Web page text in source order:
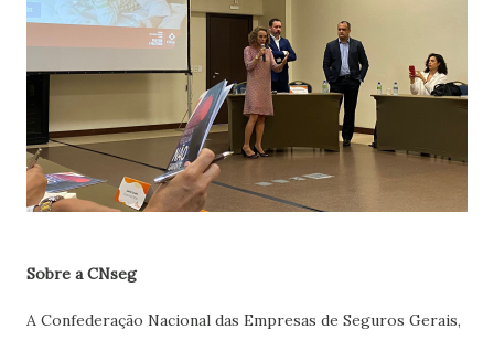
Sobre a CNseg
A Confederação Nacional das Empresas de Seguros Gerais,